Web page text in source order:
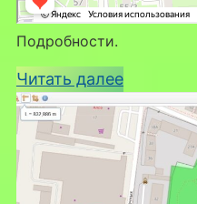
Подробности.
Читать далее:
в
мир
природы: